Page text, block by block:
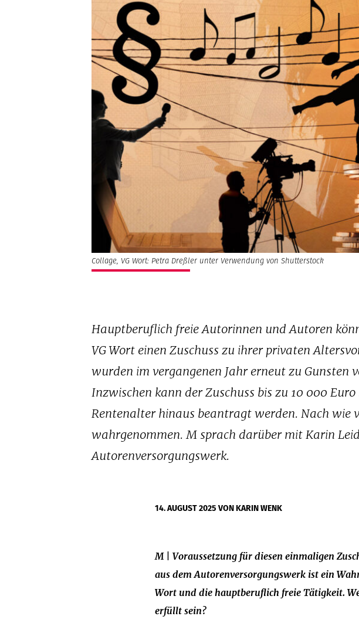
Collage, VG Wort: Petra Dreßler unter Verwendung von Shutterstock
Hauptberuflich freie Autorinnen und Autoren
VG Wort einen Zuschuss zu ihrer privaten
wurden im vergangenen Jahr erneut zu Gunsten
Inzwischen kann der Zuschuss bis zu 10 000
Rentenalter hinaus beantragt werden. Nach wie
wahrgenommen. M sprach darüber mit Karin
Autorenversorgungswerk.
14. AUGUST 2025VON KARIN WENK
M | Voraussetzung für diesen einmaligen
aus dem Autorenversorgungswerk ist ein
Wort und die hauptberuflich freie Tätigkeit.
erfüllt sein?